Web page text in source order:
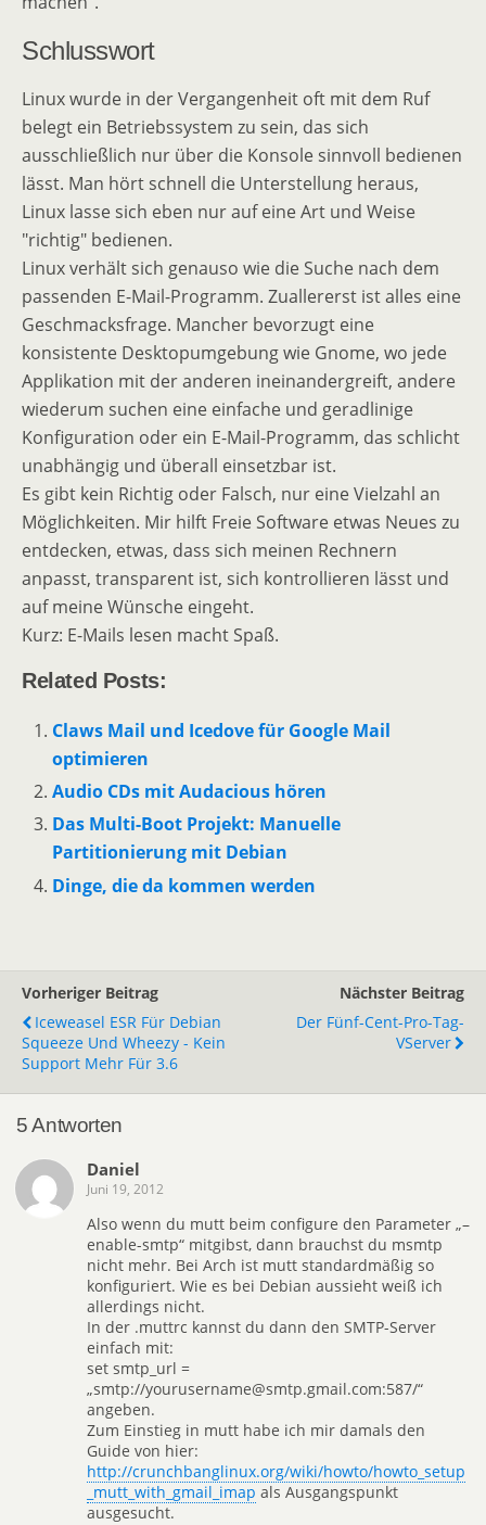
Schlusswort
Linux wurde in der Vergangenheit oft mit dem Ruf
belegt ein Betriebssystem zu sein, das sich
ausschließlich nur über die Konsole sinnvoll bedienen
lässt. Man hört schnell die Unterstellung heraus,
Linux lasse sich eben nur auf eine Art und Weise
"richtig" bedienen.
Linux verhält sich genauso wie die Suche nach dem
passenden E-Mail-Programm. Zuallererst ist alles eine
Geschmacksfrage. Mancher bevorzugt eine
konsistente Desktopumgebung wie Gnome, wo jede
Applikation mit der anderen ineinandergreift, andere
wiederum suchen eine einfache und geradlinige
Konfiguration oder ein E-Mail-Programm, das schlicht
unabhängig und überall einsetzbar ist.
Es gibt kein Richtig oder Falsch, nur eine Vielzahl an
Möglichkeiten. Mir hilft Freie Software etwas Neues zu
entdecken, etwas, dass sich meinen Rechnern
anpasst, transparent ist, sich kontrollieren lässt und
auf meine Wünsche eingeht.
Kurz: E-Mails lesen macht Spaß.
Related Posts:
Claws Mail und Icedove für Google Mail
optimieren
Audio CDs mit Audacious hören
Das Multi-Boot Projekt: Manuelle
Partitionierung mit Debian
Dinge, die da kommen werden
Vorheriger Beitrag
Iceweasel ESR Für Debian
Squeeze Und Wheezy - Kein
Support Mehr Für 3.6
Nächster Beitrag
Der Fünf-Cent-Pro-Tag-
VServer
5 Antworten
Daniel
Juni 19, 2012
Also wenn du mutt beim configure den Parameter „–
enable-smtp“ mitgibst, dann brauchst du msmtp
nicht mehr. Bei Arch ist mutt standardmäßig so
konfiguriert. Wie es bei Debian aussieht weiß ich
allerdings nicht.
In der .muttrc kannst du dann den SMTP-Server
einfach mit:
set smtp_url =
„smtp://yourusername@smtp.gmail.com:587/“
angeben.
Zum Einstieg in mutt habe ich mir damals den
Guide von hier:
http://crunchbanglinux.org/wiki/howto/howto_setup
_mutt_with_gmail_imap als Ausgangspunkt
ausgesucht.